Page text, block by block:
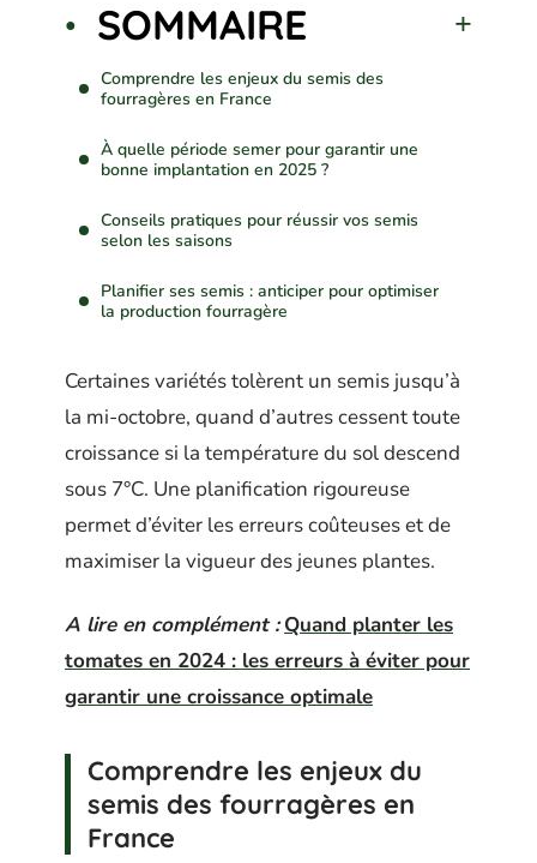
SOMMAIRE
Comprendre les enjeux du semis des
fourragères en France
À quelle période semer pour garantir une
bonne implantation en 2025 ?
Conseils pratiques pour réussir vos semis
selon les saisons
Planifier ses semis : anticiper pour optimiser
la production fourragère
Certaines variétés tolèrent un semis jusqu’à
la mi-octobre, quand d’autres cessent toute
croissance si la température du sol descend
sous 7°C. Une planification rigoureuse
permet d’éviter les erreurs coûteuses et de
maximiser la vigueur des jeunes plantes.
A lire en complément : Quand planter les
tomates en 2024 : les erreurs à éviter pour
garantir une croissance optimale
Comprendre les enjeux du
semis des fourragères en
France